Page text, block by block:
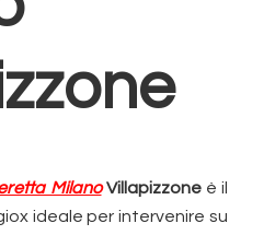
MilanoVillapizzone è il
ideale per intervenire su